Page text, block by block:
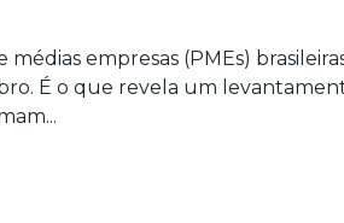
empresas (PMEs)
É o que revela um